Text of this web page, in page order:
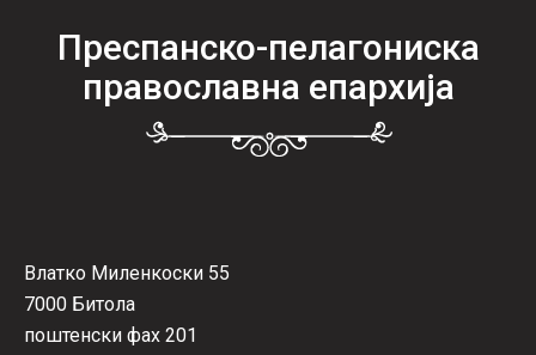
Преспанско-пелагониска
православна епархија
Влатко Миленкоски 55
7000 Битола
поштенски фах 201